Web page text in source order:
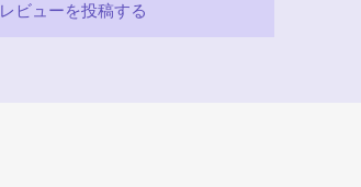
レビューを投稿する